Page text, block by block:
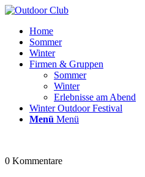
Home
Sommer
Winter
Firmen & Gruppen
Sommer
Winter
Erlebnisse am Abend
Winter Outdoor Festival
Menü Menü
0 Kommentare